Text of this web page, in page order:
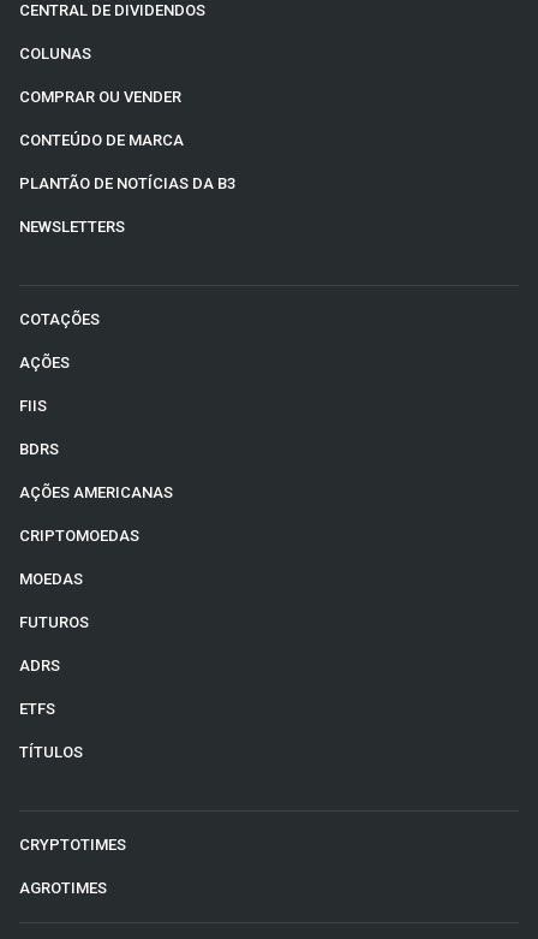
CENTRAL DE DIVIDENDOS
COLUNAS
COMPRAR OU VENDER
CONTEÚDO DE MARCA
PLANTÃO DE NOTÍCIAS DA B3
NEWSLETTERS
COTAÇÕES
AÇÕES
FIIS
BDRS
AÇÕES AMERICANAS
CRIPTOMOEDAS
MOEDAS
FUTUROS
ADRS
ETFS
TÍTULOS
CRYPTOTIMES
AGROTIMES